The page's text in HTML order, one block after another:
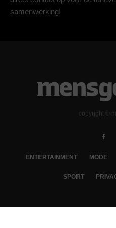
samenwerking!
copyright ©
ENTERTAINMENT MODE
SPORT